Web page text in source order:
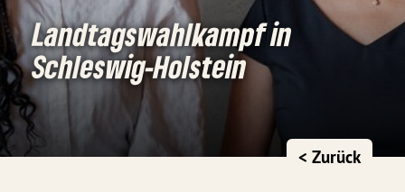
Landtagswahlkampf in
Schleswig-Holstein
< Zurück